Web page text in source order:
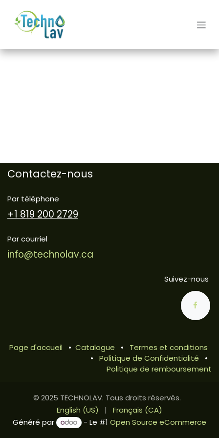
Contactez-nous
Par téléphone
+1 819 200 2729
Par courriel
info@technolav.ca
Suivez-nous
Page d'accueil • Catalogue •
Termes et conditions
•
Politique de Confidentialité
•
Politique de remboursement
© 2025 TECHNOLAV. Tous droits réservés.
English (US)
|
Français (CA)
Généré par
- Le #1 Open Source eCommerce